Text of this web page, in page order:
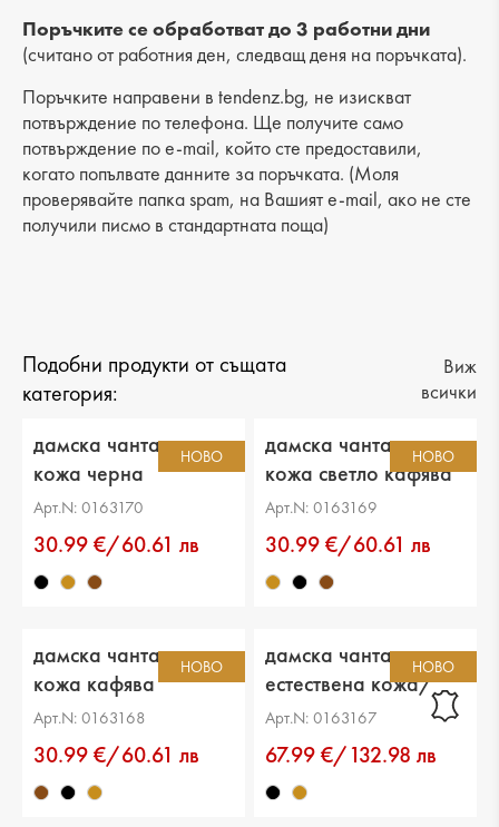
Поръчките се обработват до 3 работни дни
(считано от работния ден, следващ деня на поръчката).
Поръчките направени в tendenz.bg, не изискват
потвърждение по телефона. Ще получите само
потвърждение по e-mail, който сте предоставили,
когато попълвате данните за поръчката. (Моля
проверявайте папка spam, на Вашият e-mail, ако не сте
получили писмо в стандартната поща)
Подобни продукти от същата
категория:
Виж
всички
НОВО
дамска чанта еко
кожа черна
Арт.N: 0163170
30.99 €/60.61 лв
НОВО
дамска чанта еко
кожа светло кафява
Арт.N: 0163169
30.99 €/60.61 лв
НОВО
дамска чанта еко
кожа кафява
Арт.N: 0163168
30.99 €/60.61 лв
НОВО
дамска чанта
естествена кожа/
еко кожа черна
Арт.N: 0163167
67.99 €/132.98 лв